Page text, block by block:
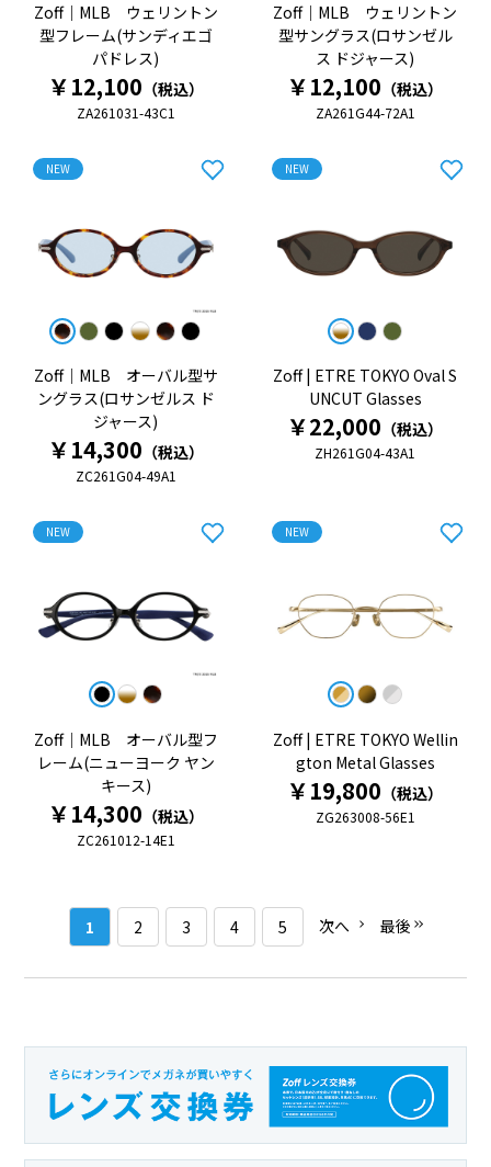
Zoff｜MLB ウェリントン
型フレーム(サンディエゴ
パドレス)
￥12,100 （税込）
ZA261031-43C1
Zoff｜MLB ウェリントン
型サングラス(ロサンゼル
ス ドジャース)
￥12,100 （税込）
ZA261G44-72A1
NEW
Zoff｜MLB オーバル型サ
ングラス(ロサンゼルス ド
ジャース)
￥14,300 （税込）
ZC261G04-49A1
NEW
Zoff | ETRE TOKYO Oval S
UNCUT Glasses
￥22,000 （税込）
ZH261G04-43A1
NEW
Zoff｜MLB オーバル型フ
レーム(ニューヨーク ヤン
キース)
￥14,300 （税込）
ZC261012-14E1
NEW
Zoff | ETRE TOKYO Wellin
gton Metal Glasses
￥19,800 （税込）
ZG263008-56E1
1 2 3 4 5 次へ 最後